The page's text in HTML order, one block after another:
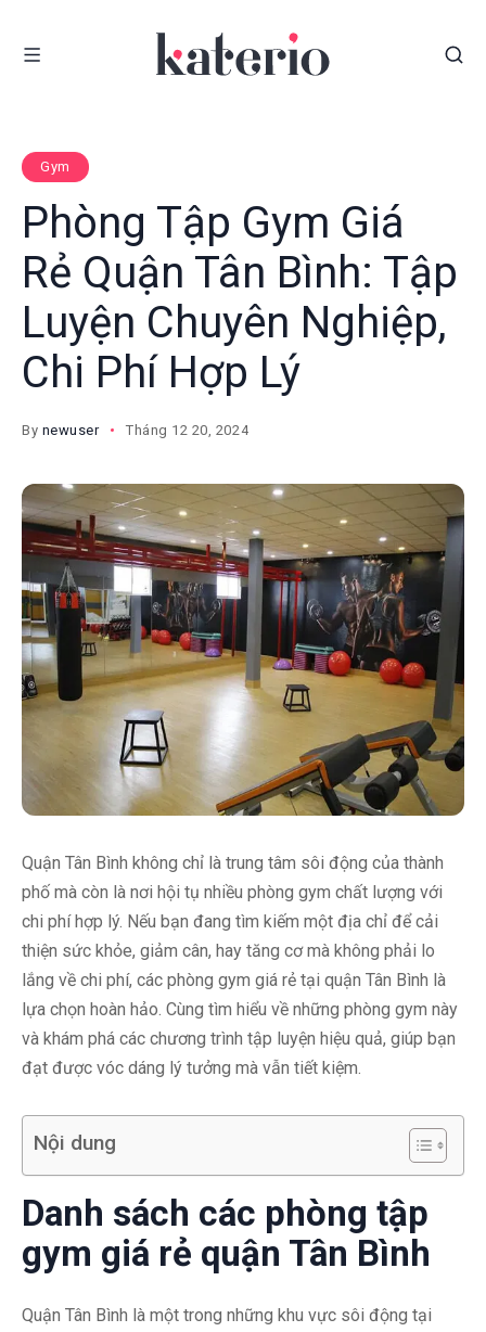
Gym
Phòng Tập Gym Giá
Rẻ Quận Tân Bình: Tập
Luyện Chuyên Nghiệp,
Chi Phí Hợp Lý
By newuser Tháng 12 20, 2024
Quận Tân Bình không chỉ là trung tâm sôi động của thành
phố mà còn là nơi hội tụ nhiều phòng gym chất lượng với
chi phí hợp lý. Nếu bạn đang tìm kiếm một địa chỉ để cải
thiện sức khỏe, giảm cân, hay tăng cơ mà không phải lo
lắng về chi phí, các phòng gym giá rẻ tại quận Tân Bình là
lựa chọn hoàn hảo. Cùng tìm hiểu về những phòng gym này
và khám phá các chương trình tập luyện hiệu quả, giúp bạn
đạt được vóc dáng lý tưởng mà vẫn tiết kiệm.
Nội dung
Danh sách các phòng tập
gym giá rẻ quận Tân Bình
Quận Tân Bình là một trong những khu vực sôi động tại